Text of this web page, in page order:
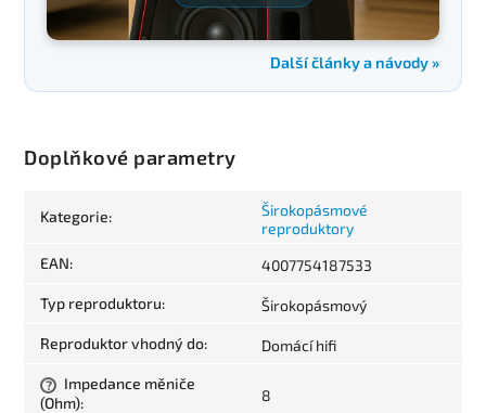
Další články a návody »
Doplňkové parametry
Kategorie:
Širokopásmové
reproduktory
EAN: 4007754187533
Typ reproduktoru: Širokopásmový
Reproduktor vhodný do: Domácí hifi
?
Impedance měniče
(Ohm): 8